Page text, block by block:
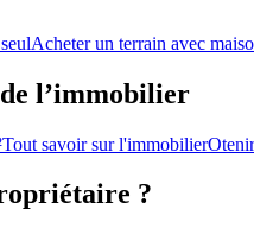
Acheter un terrain avec
l’immobilier
Tout savoir sur l'immobilier
?